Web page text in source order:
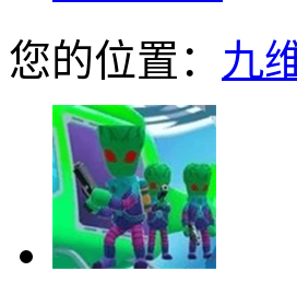
您的位置： 九